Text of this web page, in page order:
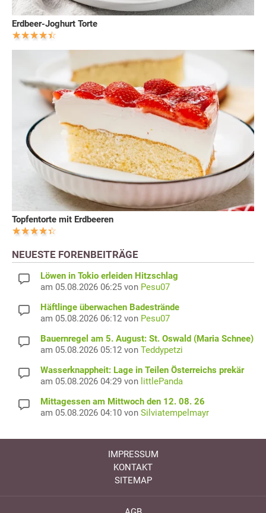
Erdbeer-Joghurt Torte
Topfentorte mit Erdbeeren
NEUESTE FORENBEITRÄGE
Löwen in Tokio erleiden Hitzschlag
am 05.08.2026 06:25 von Pesu07
Häftlinge überwachen Badestrände
am 05.08.2026 06:12 von Pesu07
Bauernregel am 5. August: St. Oswald (Maria Schnee)
am 05.08.2026 05:12 von Teddypetzi
Wasserknappheit: Lage in Teilen Österreichs prekär
am 05.08.2026 04:29 von littlePanda
Mittagessen am Mittwoch den 12. 08. 26
am 05.08.2026 04:10 von Silviatempelmayr
IMPRESSUM
KONTAKT
SITEMAP